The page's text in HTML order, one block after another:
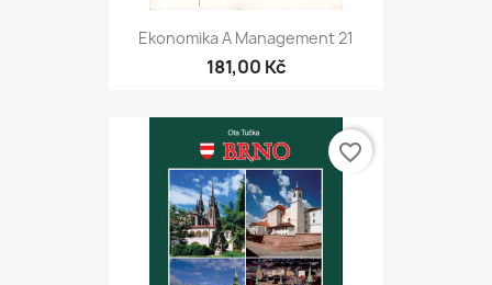
Ekonomika A Management 21
181,00 Kč
favorite_border